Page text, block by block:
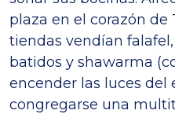
plaza en el corazón de
tiendas vendían
batidos y shawarma
encender las luces del
congregarse una